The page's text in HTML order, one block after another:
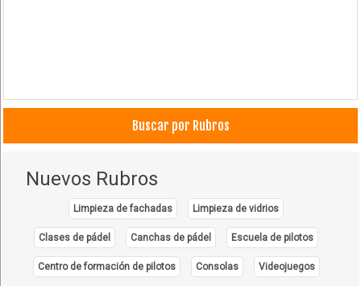
Buscar por Rubros
Nuevos Rubros
Limpieza de fachadas Limpieza de vidrios
Clases de pádel Canchas de pádel Escuela de pilotos
Centro de formación de pilotos Consolas Videojuegos